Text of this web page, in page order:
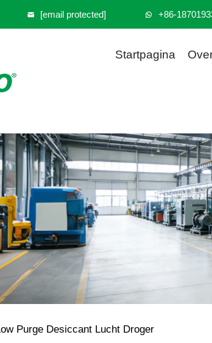
[email protected] +86-
Startpagina
Purge Desiccant Lucht Droger